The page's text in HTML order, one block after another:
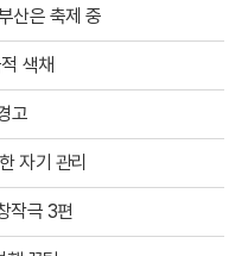
산은 축제 중
색채
고
자기 관리
작극 3편